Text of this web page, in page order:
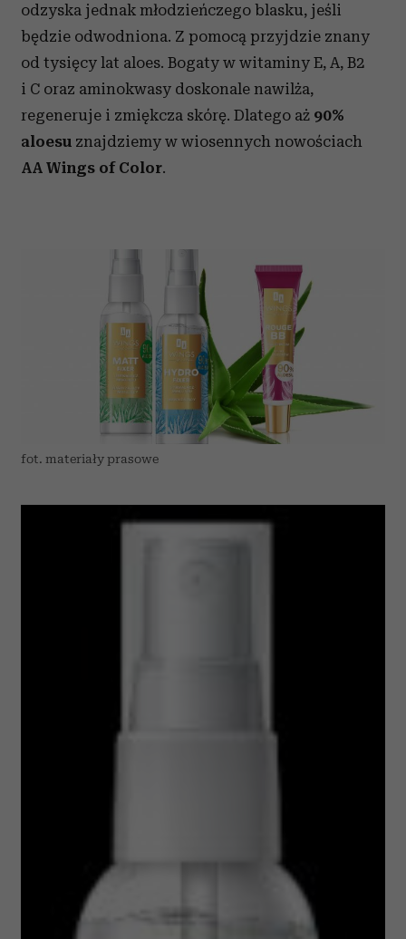
odzyska jednak młodzieńczego blasku, jeśli
będzie odwodniona. Z pomocą przyjdzie znany
od tysięcy lat aloes. Bogaty w witaminy E, A, B2
i C oraz aminokwasy doskonale nawilża,
regeneruje i zmiękcza skórę. Dlatego aż 90%
aloesu znajdziemy w wiosennych nowościach
AA Wings of Color.
fot. materiały prasowe